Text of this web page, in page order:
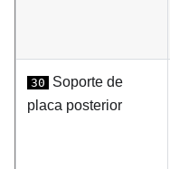
30
Soporte de
placa posterior